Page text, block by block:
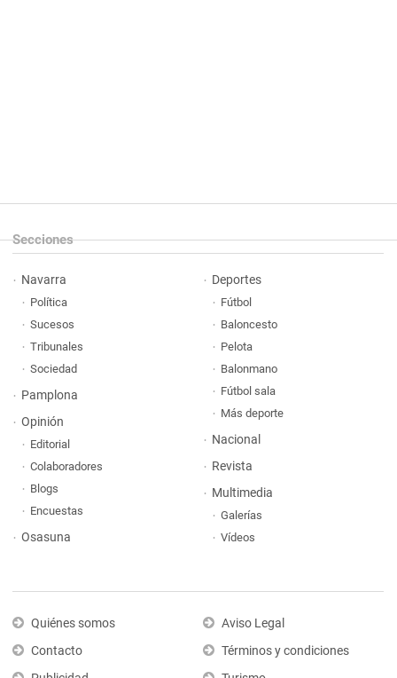
Secciones
Navarra
Política
Sucesos
Tribunales
Sociedad
Pamplona
Opinión
Editorial
Colaboradores
Blogs
Encuestas
Osasuna
Deportes
Fútbol
Baloncesto
Pelota
Balonmano
Fútbol sala
Más deporte
Nacional
Revista
Multimedia
Galerías
Vídeos
Quiénes somos
Contacto
Aviso Legal
Términos y condiciones